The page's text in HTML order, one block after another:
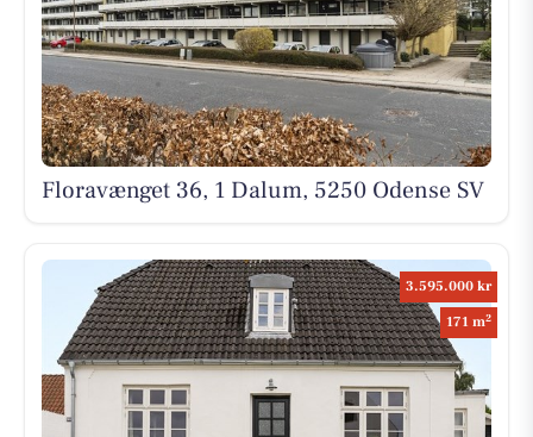
Floravænget 36, 1 Dalum, 5250 Odense SV
3.595.000 kr
171 m2